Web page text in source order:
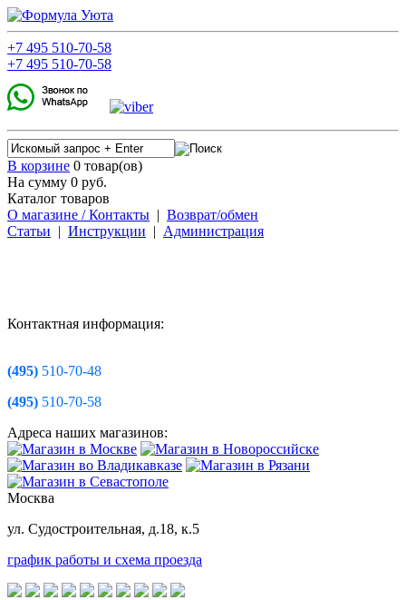
+7 495 510-70-58
+7 495 510-70-58
В корзине 0 товар(ов)
На сумму 0 руб.
Каталог товаров
О магазине / Контакты | Возврат/обмен
Статьи | Инструкции | Администрация
Контактная информация:
(495) 510-70-48
(495) 510-70-58
Адреса наших магазинов:
Москва
ул. Судостроительная, д.18, к.5
график работы и схема проезда